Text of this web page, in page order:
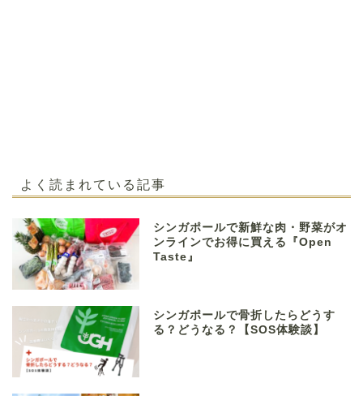
よく読まれている記事
シンガポールで新鮮な肉・野菜がオ
ンラインでお得に買える『Open
Taste』
シンガポールで骨折したらどうす
る？どうなる？【SOS体験談】